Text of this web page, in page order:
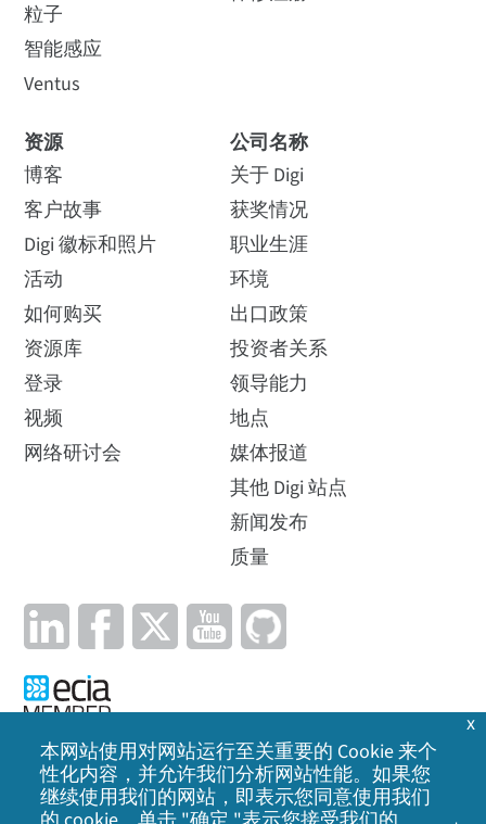
粒子
智能感应
Ventus
资源
博客
客户故事
Digi 徽标和照片
活动
如何购买
资源库
登录
视频
网络研讨会
公司名称
关于 Digi
获奖情况
职业生涯
环境
出口政策
投资者关系
领导能力
地点
媒体报道
其他 Digi 站点
新闻发布
质量
隐私政策 | Cookie 政策 | 法律声明 | 网站地图
本网站使用对网站运行至关重要的 Cookie 来个
性化内容，并允许我们分析网站性能。如果您
继续使用我们的网站，即表示您同意使用我们
x